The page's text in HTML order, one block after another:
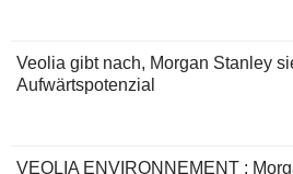
Veolia gibt nach, Morgan Stanley
Aufwärtspotenzial
VEOLIA ENVIRONNEMENT :